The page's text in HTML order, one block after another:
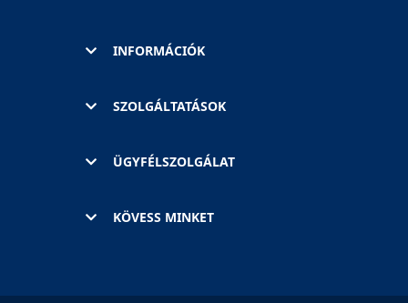
INFORMÁCIÓK
SZOLGÁLTATÁSOK
ÜGYFÉLSZOLGÁLAT
KÖVESS MINKET